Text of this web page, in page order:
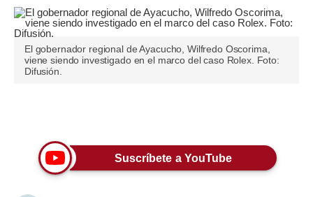
Editorial
Blogs
Viajes
El gobernador regional de Ayacucho, Wilfredo Oscorima,
viene siendo investigado en el marco del caso Rolex. Foto:
Difusión.
Suscríbete a YouTube